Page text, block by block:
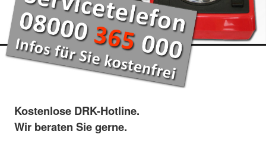
Kostenlose DRK-Hotline.
Wir beraten Sie gerne.